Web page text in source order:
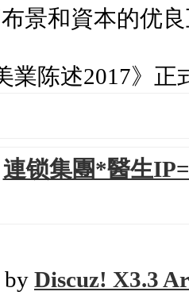
景和資本的优
業陈述2017》正
連锁集團*醫生
by Discuz! X3.3